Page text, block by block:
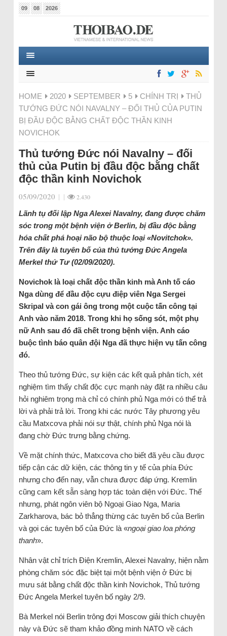
09 08 2026
HOME 2020 SEPTEMBER 5 CHÍNH TRỊ
THỦ
TƯỚNG ĐỨC NÓI NAVALNY – ĐỐI THỦ CỦA PUTIN
BỊ ĐẦU ĐỘC BẰNG CHẤT ĐỘC THẦN KINH
NOVICHOK
Thủ tướng Đức nói Navalny – đối
thủ của Putin bị đầu độc bằng chất
độc thần kinh Novichok
05/09/2020 | | 2.430
Lãnh tụ đối lập Nga Alexei Navalny, đang được chăm
sóc trong một bệnh viện ở Berlin, bị đầu độc bằng
hóa chất phá hoại não bộ thuộc loại «Novitchok».
Trên đây là tuyên bố của thủ tướng Đức Angela
Merkel thứ Tư (02/09/2020).
Novichok là loại chất độc thần kinh mà Anh tố cáo
Nga dùng để đầu độc cựu điệp viên Nga Sergei
Skripal và con gái ông trong một cuộc tấn công tại
Anh vào năm 2018. Trong khi họ sống sót, một phụ
nữ Anh sau đó đã chết trong bệnh viện. Anh cáo
buộc tình báo quân đội Nga đã thực hiện vụ tấn công
đó.
Theo thủ tướng Đức, sự kiện các kết quả phân tích, xét
nghiệm tìm thấy chất độc cực mạnh này đặt ra nhiều câu
hỏi nghiêm trọng mà chỉ có chính phủ Nga mới có thể trả
lời và phải trả lời. Trong khi các nước Tây phương yêu
cầu Matxcơva phải nói sự thật, chính phủ Nga nói là
đang chờ Đức trưng bằng chứng.
Về mặt chính thức, Matxcơva cho biết đã yêu cầu được
tiếp cận các dữ kiện, các thông tin y tế của phía Đức
nhưng cho đến nay, vẫn chưa được đáp ứng. Kremlin
cũng cam kết sẵn sàng hợp tác toàn diện với Đức. Thế
nhưng, phát ngôn viên bộ Ngoại Giao Nga, Maria
Zarkharova, bác bỏ thẳng thừng các tuyên bố của Berlin
và gọi các tuyên bố của Đức là «ngoại giao loa phóng
thanh».
Nhân vật chỉ trích Điện Kremlin, Alexei Navalny, hiện nằm
phòng chăm sóc đặc biệt tại một bệnh viện ở Đức bị
mưu sát bằng chất độc thần kinh Novichok, Thủ tướng
Đức Angela Merkel tuyên bố ngày 2/9.
Bà Merkel nói Berlin trông đợi Moscow giải thích chuyện
này và Đức sẽ tham khảo đồng minh NATO về cách